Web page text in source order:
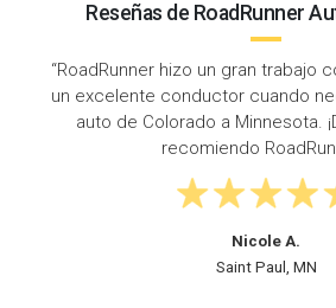
Reseñas de RoadRunner
con
enviar mi
“Tuve una gran
Transport. Envié mi
Bloomington y no